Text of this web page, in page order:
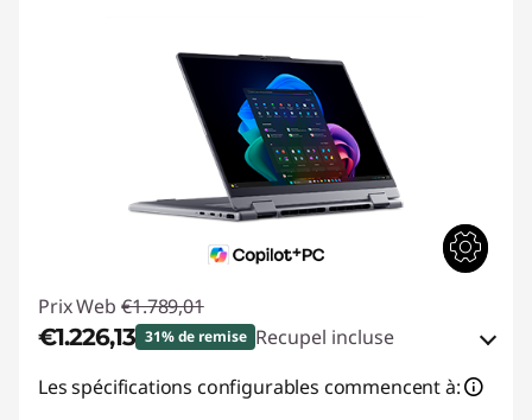
Prix Web €1.789,01
€1.226,13 31% de remise Recupel incluse
Bons de réduction en ligne :-€562,88
Les spécifications configurables commencent à: